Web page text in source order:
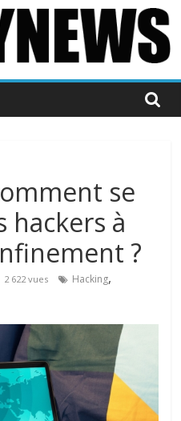
se
hackers à
?
2 622 vues Hacking,